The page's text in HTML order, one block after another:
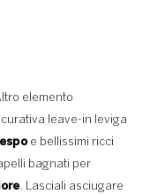
elemento
leave-in leviga
e bellissimi ricci
bagnati per
. Lasciali asciugare